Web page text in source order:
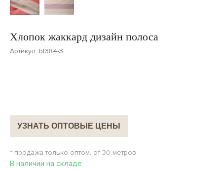
Хлопок жаккард дизайн полоса
Артикул: bt384-3
УЗНАТЬ ОПТОВЫЕ ЦЕНЫ
* продажа только оптом, от 30 метров
В наличии на складе